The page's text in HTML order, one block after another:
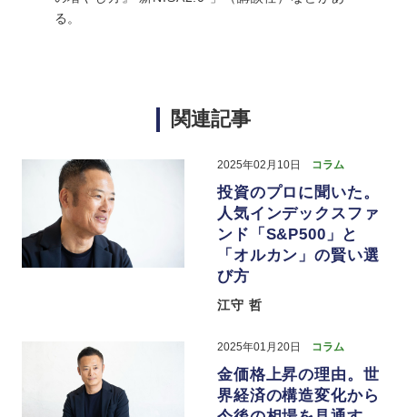
る。
関連記事
2025年02月10日 コラム
投資のプロに聞いた。
人気インデックスファ
ンド「S&P500」と
「オルカン」の賢い選
び方
江守 哲
2025年01月20日 コラム
金価格上昇の理由。世
界経済の構造変化から